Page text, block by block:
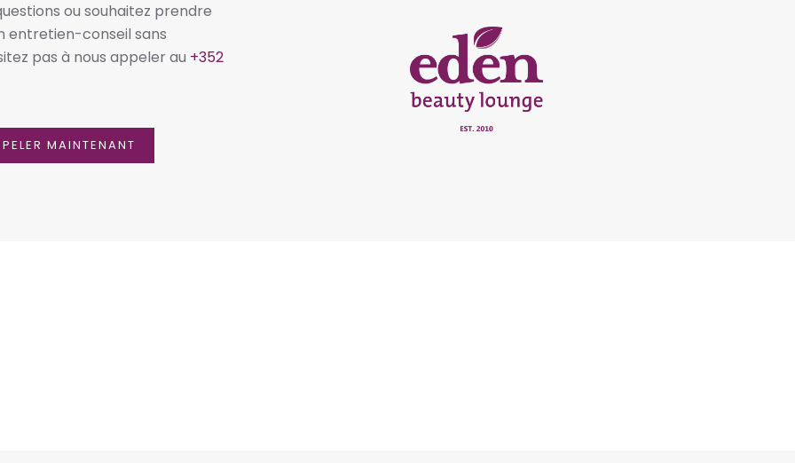
ou souhaitez prendre
entretien-conseil sans
pas à nous appeler au +352
MAINTENANT